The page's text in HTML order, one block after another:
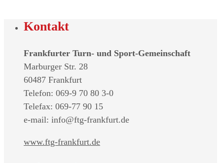
Kontakt
Frankfurter Turn- und Sport-Gemeinschaft
Marburger Str. 28
60487 Frankfurt
Telefon: 069-9 70 80 3-0
Telefax: 069-77 90 15
e-mail: info@ftg-frankfurt.de
www.ftg-frankfurt.de